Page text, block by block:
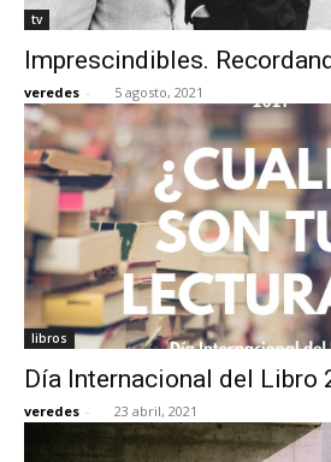
tv
Imprescindibles.
veredes - 5 agosto, 2021
libros
Día Internacional del Libro
veredes - 23 abril, 2021